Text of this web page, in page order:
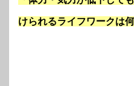
けられるライフワークは何